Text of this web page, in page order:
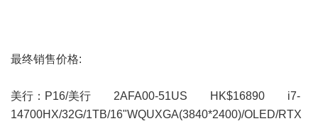
最终销售价格:
美行： P16/美行 2AFA00-51US HK$16890 i7-
14700HX/32G/1TB/16"WQUXGA(3840*2400)/OLED/RTX